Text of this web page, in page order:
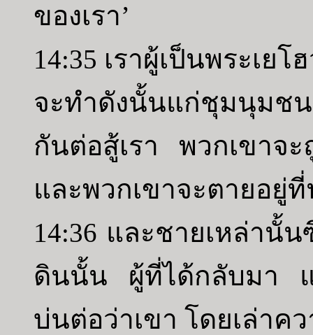
ของเรา’
14:35 เราผู้เป็นพระเย
จะทำดังนั้นแก่ชุมนุม
กันต่อสู้เรา พวกเขาจ
และพวกเขาจะตายอยู่
14:36 และชายเหล่านั้
ดินนั้น ผู้ที่ได้กลับมา แ
บ่นต่อว่าเขา โดยเล่า